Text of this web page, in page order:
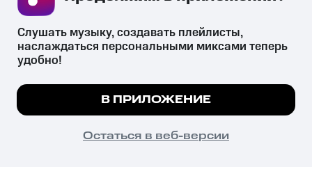
психотропных веществ, их аналогов причиняет вред здоровью,
их незаконный оборот запрещён и влечёт установленную
законодательством ответственность.
© 2026 ООО «КИОН».
Все права защищены
Мы используем куки, чтобы на сайте все
Подробнее
ПОНЯТНО
Слушать музыку, создавать плейлисты,
наслаждаться персональными миксами теперь
удобно!
В ПРИЛОЖЕНИЕ
Остаться в веб-версии